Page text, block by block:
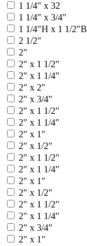
1 1/4" x 32
1 1/4" х 3/4"
1 1/4"Н х 1 1/2"В
2 1/2"
2"
2" x 1 1/2"
2" x 1 1/4"
2" x 2"
2" x 3/4"
2" х 1 1/2"
2" х 1 1/4"
2" х 1"
2" х 1/2"
2" х 1 1/2"
2" х 1 1/4"
2" x 1"
2" x 1/2"
2" x 1 1/2"
2" x 1 1/4"
2" x 3/4"
2" х 1"